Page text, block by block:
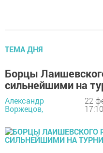
ТЕМА ДНЯ
Борцы
сильнейшими на
Александр
Воржецов,
22
17:10